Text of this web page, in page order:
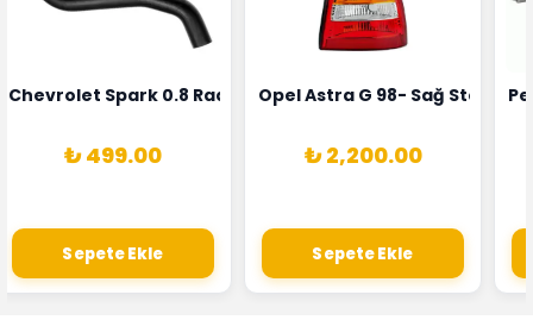
1628HN-0258010081
Alternatörü Valeo Marka 05E903018G
Chevrolet Spark 0.8 Radyatör Üst Hortumu Rapro Marka
₺ 499.00
Sepete Ekle
Opel Astra G 98- Sağ Stop
₺ 2,200.00
Sepete Ekle